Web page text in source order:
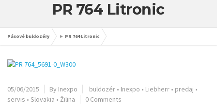
PR 764 Litronic
Pásové buldozéry ► PR 764 Litronic
05/06/2015 By Inexpo buldozér • Inexpo • Liebherr • predaj •
servis • Slovakia • Žilina 0 Comments